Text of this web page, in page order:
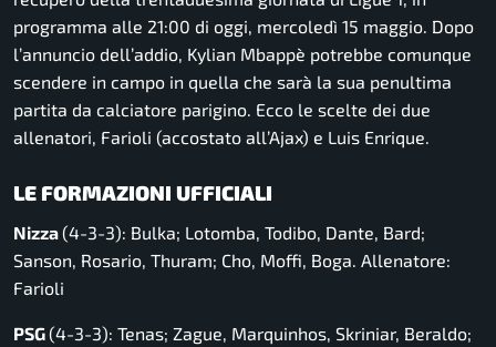
programma alle 21:00 di oggi, mercoledì 15 maggio. Dopo
l’annuncio dell’addio, Kylian Mbappè potrebbe comunque
scendere in campo in quella che sarà la sua penultima
partita da calciatore parigino. Ecco le scelte dei due
allenatori, Farioli (accostato all’Ajax) e Luis Enrique.
LE FORMAZIONI UFFICIALI
Nizza(4-3-3): Bulka; Lotomba, Todibo, Dante, Bard;
Sanson, Rosario, Thuram; Cho, Moffi, Boga. Allenatore:
Farioli
PSG(4-3-3): Tenas; Zague, Marquinhos, Skriniar, Beraldo;